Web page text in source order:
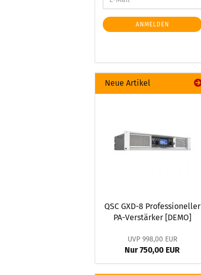
ANMELDEN
Neue Artikel
QSC GXD-8 Professioneller
PA-Verstärker [DEMO]
UVP 998,00 EUR
Nur 750,00 EUR